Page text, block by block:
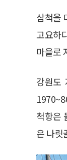
삼척을
고요하
마을로
강원도
척항은
은 나릿